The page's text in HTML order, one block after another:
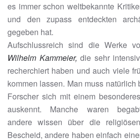
es immer schon weltbekannte
und den zupass entdeckten
gegeben hat.
Aufschlussreich sind die Werke
Wilhelm Kammeier,die sehr
recherchiert haben und auch viele
kommen lassen. Man muss
Forscher sich mit einem
auskennt. Manche waren
andere wissen über die
Bescheid, andere haben einfach